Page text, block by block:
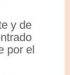
y de
por el